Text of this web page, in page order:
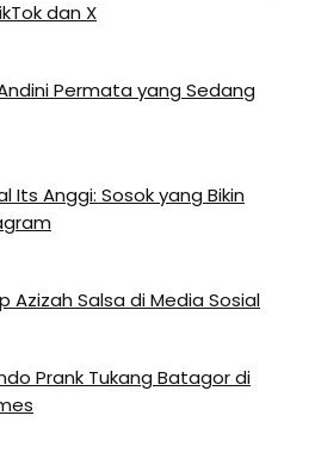
dan X
Permata yang Sedang
Its Anggi: Sosok yang Bikin
Azizah Salsa di Media Sosial
Prank Tukang Batagor di